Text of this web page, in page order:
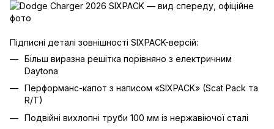
Підписні деталі зовнішності SIXPACK-версій:
Більш виразна решітка порівняно з електричним
Daytona
Перформанс-капот з написом «SIXPACK» (Scat Pack та
R/T)
Подвійні вихлопні труби 100 мм із нержавіючої сталі